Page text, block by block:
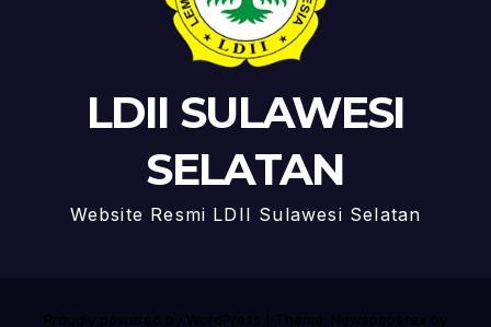
LDII SULAWESI
SELATAN
Website Resmi LDII Sulawesi Selatan
Proudly powered by WordPress Theme: Newspaperex by